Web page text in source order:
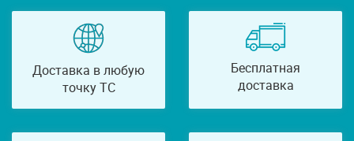
Доставка в любую
точку ТС
Бесплатная
доставка